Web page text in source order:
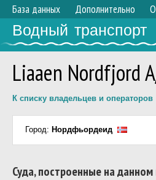
База данных Дополнительно
Водный транспорт
Liaaen Nordfjord
К списку владельцев и операторов
Город: Нордфьордеид
Суда, построенные на